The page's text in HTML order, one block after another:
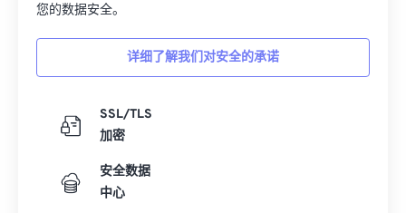
您的数据安全。
详细了解我们对安全的承诺
SSL/TLS
加密
安全数据
中心